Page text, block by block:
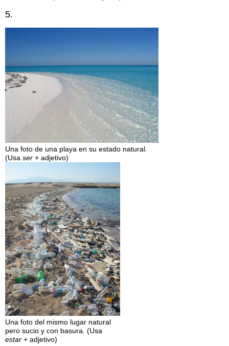
5.
Una foto de una playa en su estado natural.
(Usaser + adjetivo)
Una foto del mismo lugar natural
pero sucio y con basura. (Usa
estar + adjetivo)